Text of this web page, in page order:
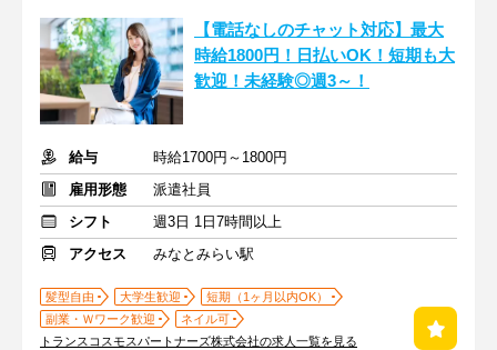
【電話なしのチャット対応】最大
時給1800円！日払いOK！短期も大
歓迎！未経験◎週3～！
給与
時給1700円～1800円
雇用形態
派遣社員
シフト
週3日 1日7時間以上
アクセス
みなとみらい駅
髪型自由 大学生歓迎
短期（1ヶ月以内OK）
副業・Ｗワーク歓迎
ネイル可
トランスコスモスパートナーズ株式会社の求人一覧を見る